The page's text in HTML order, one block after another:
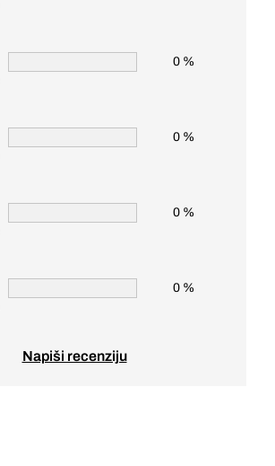
0 %
0 %
0 %
0 %
Napiši recenziju